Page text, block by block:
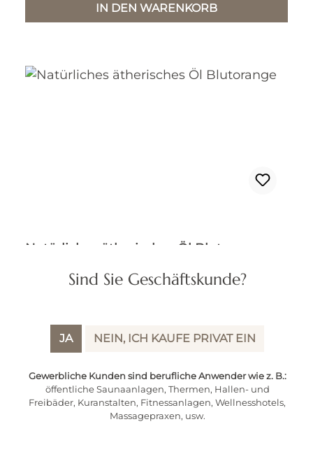
Sind Sie Geschäftskunde?
JA NEIN, ICH KAUFE PRIVAT EIN
Gewerbliche Kunden sind berufliche Anwender wie z. B.:
öffentliche Saunaanlagen, Thermen, Hallen- und
Freibäder, Kuranstalten, Fitnessanlagen, Wellnesshotels,
Massagepraxen, usw.
IN DEN WARENKORB
Natürliches ätherisches Öl Blutorange
Gebindegröße: 100 ml Flasche
Regulärer Preis:
20,50 €
Preise inkl. MwSt. zzgl. Versandkosten